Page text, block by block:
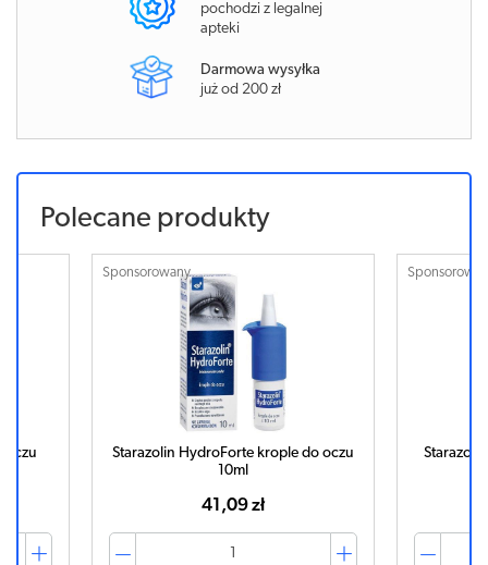
pochodzi z legalnej
apteki
Darmowa wysyłka
już od 200 zł
Polecane produkty
oczu
Sponsorowany
Starazolin HydroForte krople do oczu
10ml
41,09 zł